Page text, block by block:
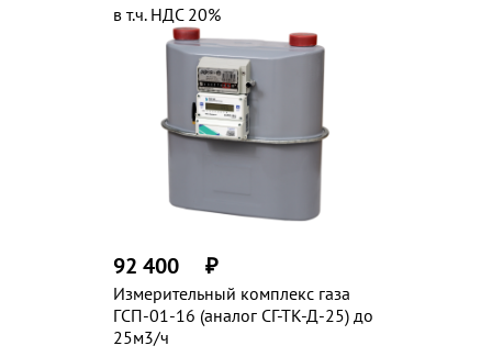
Измерительный комплекс газа
ГСП-01-16 (аналог СГ-ТК-Д-25) до
25м3/ч
92 400 ₽
в т.ч. НДС 20%